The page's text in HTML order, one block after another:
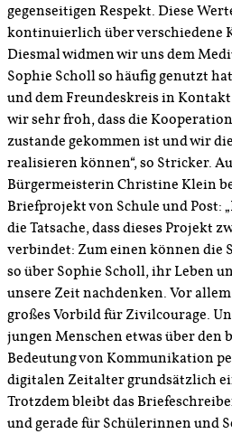
gegenseitigen Respekt. Diese
kontinuierlich über verschiedene
Diesmal widmen wir uns dem
Sophie Scholl so häufig genutzt
und dem Freundeskreis in
wir sehr froh, dass die
zustande gekommen ist und wir
realisieren können“, so Stricker.
Bürgermeisterin Christine Klein
Briefprojekt von Schule und Post:
die Tatsache, dass dieses Projekt
verbindet: Zum einen können die
so über Sophie Scholl, ihr Leben
unsere Zeit nachdenken. Vor
großes Vorbild für Zivilcourage.
jungen Menschen etwas über den
Bedeutung von Kommunikation
digitalen Zeitalter grundsätzlich
Trotzdem bleibt das
und gerade für Schülerinnen und